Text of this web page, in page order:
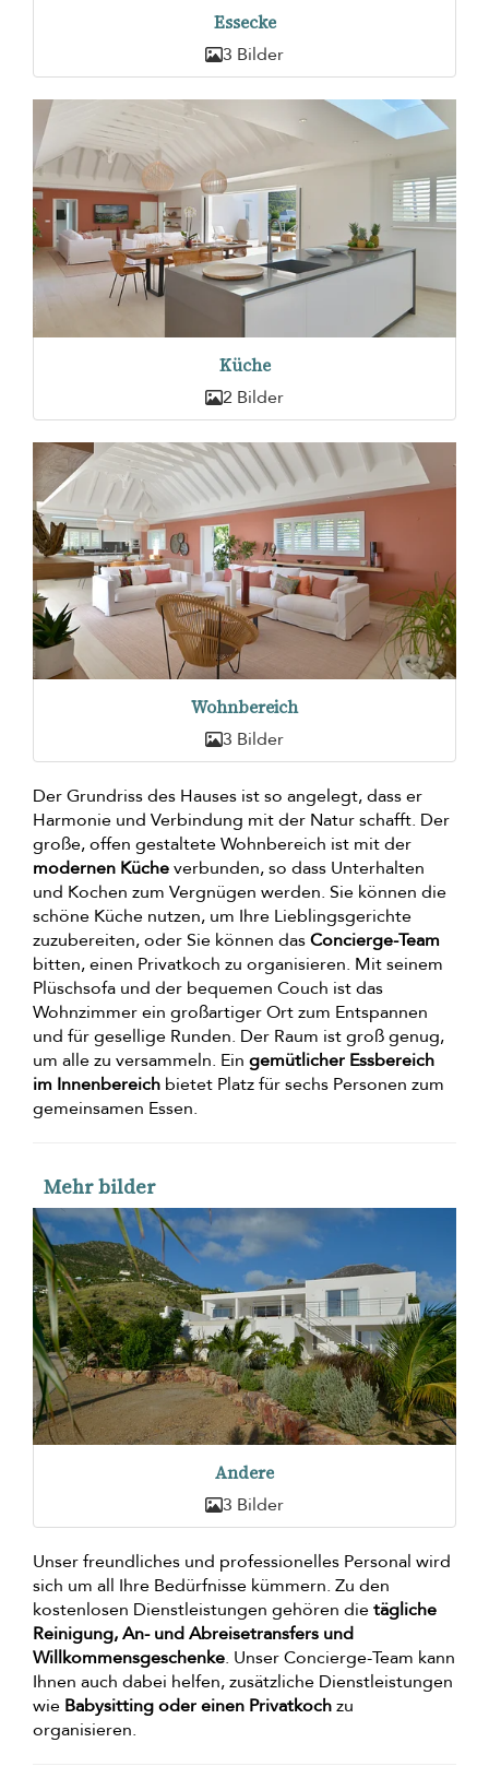
Essecke
3 Bilder
Küche
2 Bilder
Wohnbereich
3 Bilder
Der Grundriss des Hauses ist so angelegt, dass er
Harmonie und Verbindung mit der Natur schafft. Der
große, offen gestaltete Wohnbereich ist mit der
modernen Kücheverbunden, so dass Unterhalten
und Kochen zum Vergnügen werden. Sie können die
schöne Küche nutzen, um Ihre Lieblingsgerichte
zuzubereiten, oder Sie können dasConcierge-Team
bitten, einen Privatkoch zu organisieren. Mit seinem
Plüschsofa und der bequemen Couch ist das
Wohnzimmer ein großartiger Ort zum Entspannen
und für gesellige Runden. Der Raum ist groß genug,
um alle zu versammeln. Ein gemütlicher Essbereich
im Innenbereich bietet Platz für sechs Personen zum
gemeinsamen Essen.
Mehr bilder
Andere
3 Bilder
Unser freundliches und professionelles Personal wird
sich um all Ihre Bedürfnisse kümmern. Zu den
kostenlosen Dienstleistungen gehören dietägliche
Reinigung, An- und Abreisetransfers und
Willkommensgeschenke. Unser Concierge-Team kann
Ihnen auch dabei helfen, zusätzliche Dienstleistungen
wie Babysitting oder einen Privatkochzu
organisieren.